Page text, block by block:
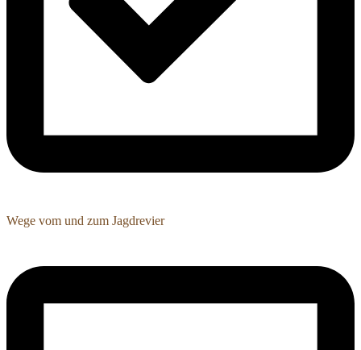
Wege vom und zum Jagdrevier